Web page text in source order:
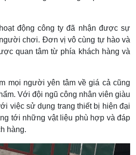
động công ty đã nhận được sự
chơi. Đơn vị vô cùng tự hào và
quan tâm từ phía khách hàng và
mọi người yên tâm về giá cả cũng
Với đội ngũ công nhân viên giàu
việc sử dụng trang thiết bị hiện đại
tới những vật liệu phù hợp và đáp
hàng.